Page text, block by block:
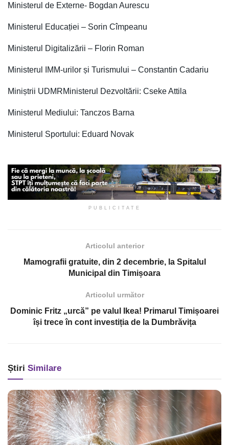
Ministerul de Externe- Bogdan Aurescu
Ministerul Educației – Sorin Cîmpeanu
Ministerul Digitalizării – Florin Roman
Ministerul IMM-urilor și Turismului – Constantin Cadariu
Miniștrii UDMRMinisterul Dezvoltării: Cseke Attila
Ministerul Mediului: Tanczos Barna
Ministerul Sportului: Eduard Novak
PUBLICITATE
Articolul anterior
Mamografii gratuite, din 2 decembrie, la Spitalul
Municipal din Timișoara
Articolul următor
Dominic Fritz „urcă” pe valul Ikea! Primarul Timișoarei
își trece în cont investiția de la Dumbrăvița
Știri Similare